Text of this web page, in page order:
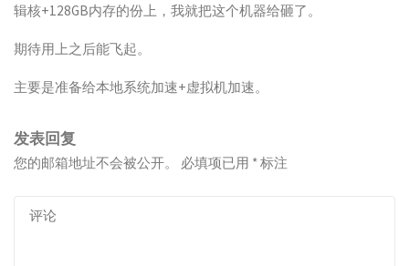
辑核+128GB内存的份上，我就把这个机器给砸了。
期待用上之后能飞起。
主要是准备给本地系统加速+虚拟机加速。
发表回复
您的邮箱地址不会被公开。 必填项已用 *标注